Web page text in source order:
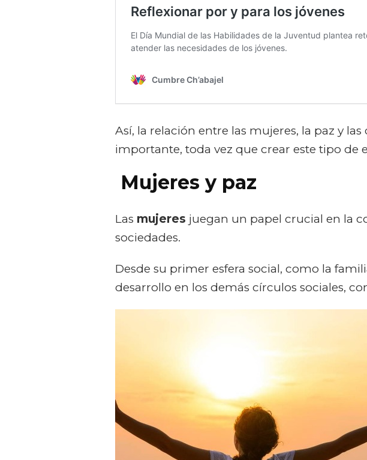
Así, la relación entre las mujeres, la paz y
importante, toda vez que crear este tipo de
Mujeres y paz
Las mujeres juegan un papel crucial en la
sociedades.
Desde su primer esfera social, como la
desarrollo en los demás círculos sociales,